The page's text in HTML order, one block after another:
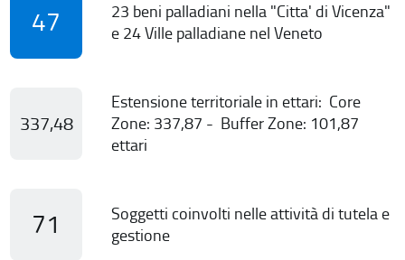
47
23 beni palladiani nella "Citta' di Vicenza"
e 24 Ville palladiane nel Veneto
337,48
Estensione territoriale in ettari: Core
Zone: 337,87 - Buffer Zone: 101,87
ettari
71
Soggetti coinvolti nelle attività di tutela e
gestione